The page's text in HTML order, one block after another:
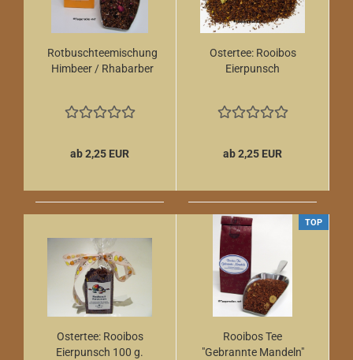
Rotbuschteemischung
Himbeer / Rhabarber
ab 2,25 EUR
Ostertee: Rooibos
Eierpunsch
ab 2,25 EUR
Ostertee: Rooibos
Eierpunsch 100 g.
TOP
Rooibos Tee
"Gebrannte Mandeln"